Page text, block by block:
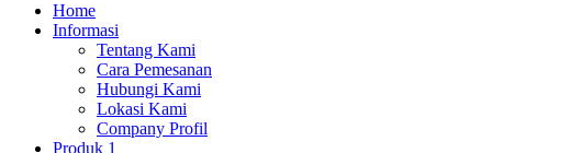
Home
Informasi
Tentang Kami
Cara Pemesanan
Hubungi Kami
Lokasi Kami
Company Profil
Produk 1